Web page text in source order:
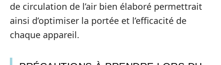
de circulation de l’air bien élaboré permettrait
ainsi d’optimiser la portée et l’efficacité de
chaque appareil.